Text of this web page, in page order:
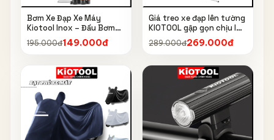
Bơm Xe Đạp Xe Máy
Kiotool Inox – Đầu Bơm
Thông Minh, Kèm Bơm
Bóng, Đồng Hồ 160 PSI
195.000đ149.000đ
Giá treo xe đạp lên tường
KIOTOOL gập gọn chịu lực
cao kèm móc treo mũ bảo
hiểm
289.000đ269.000đ